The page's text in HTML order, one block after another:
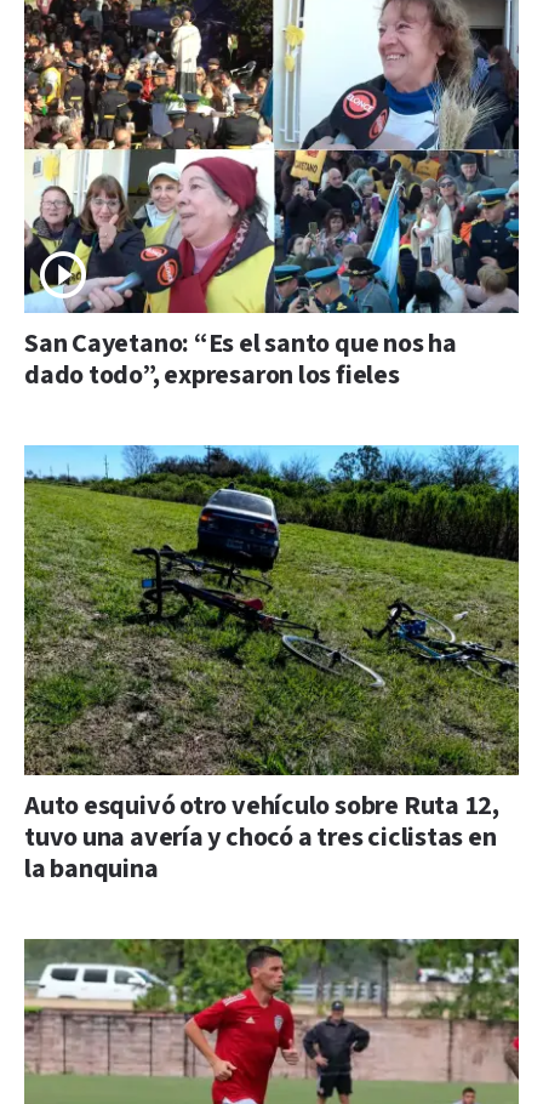
San Cayetano: “Es el santo que nos ha
dado todo”, expresaron los fieles
Auto esquivó otro vehículo sobre Ruta 12,
tuvo una avería y chocó a tres ciclistas en
la banquina